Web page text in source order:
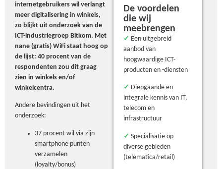
internetgebruikers wil verlangt
meer digitalisering in winkels,
zo blijkt uit onderzoek van de
ICT-industriegroep Bitkom. Met
nane (gratis) WiFi staat hoog op
de lijst: 40 procent van de
respondenten zou dit graag
zien in winkels en/of
winkelcentra.
Andere bevindingen uit het
onderzoek:
37 procent wil via zijn
smartphone punten
verzamelen
(loyalty/bonus)
De voordelen
die wij
meebrengen
✓ Een uitgebreid
aanbod van
hoogwaardige ICT-
producten en -diensten
✓ Diepgaande en
integrale kennis van IT,
telecom en
infrastructuur
✓ Specialisatie op
diverse gebieden
(telematica/retail)